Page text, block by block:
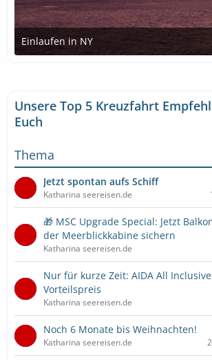
Einlaufen in NY
30. September 2019 um 16:13
Unsere Top 5 Kreuzfahrt
Euch
Thema
Jetzt spontan aufs Schiff
Katharina seereisen.de
🎁 MSC Upgrade Special: Jetzt
der Meerblickkabine sichern
Katharina seereisen.de
Nur für kurze Zeit: AIDA All
Vorteilspreis
Katharina seereisen.de
Noch 6 Monate bis Weihnachten!
Katharina seereisen.de